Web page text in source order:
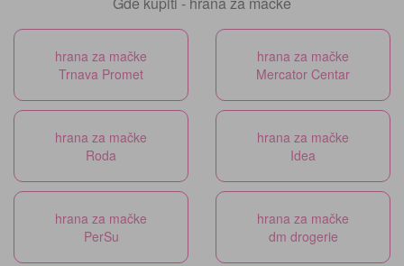
hrana za mačke
Trnava Promet
hrana za mačke
Mercator Centar
hrana za mačke
Roda
hrana za mačke
Idea
hrana za mačke
PerSu
hrana za mačke
dm drogerie